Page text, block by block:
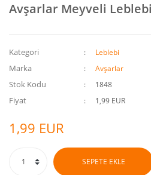
Avşarlar Meyveli
Kategori Leblebi
Marka Avşarlar
Stok Kodu 1848
Fiyat 1,99 EUR
1,99 EUR
SEPETE EKLE